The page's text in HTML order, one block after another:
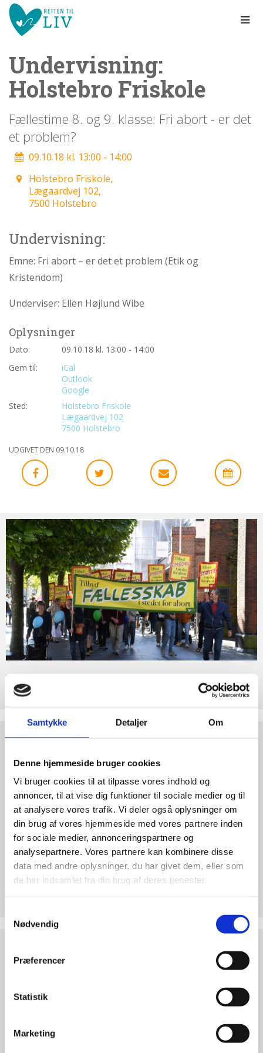
Samtykke Detaljer Om
Denne hjemmeside bruger cookies
Vi bruger cookies til at tilpasse vores indhold og
annoncer, til at vise dig funktioner til sociale medier og til
at analysere vores trafik. Vi deler også oplysninger om
din brug af vores hjemmeside med vores partnere inden
for sociale medier, annonceringspartnere og
analysepartnere. Vores partnere kan kombinere disse
data med andre oplysninger, du har givet dem, eller som
de har indsamlet fra din brug af deres tjenester.
Nødvendig
Præferencer
Statistik
Marketing
Spring
menu
over
gå
indholdVend
tilbage
forsiden
1.0:
Info
1.3:
Livets
begyndelse
tro
1.5:
Den
personlige
historie
1.6:
Argumenter
abort
1.7:
Perspektiver
2.0:
Om
2.1:
Aktioner
2.2:
Tidligere
aktioner
2.3:
Organisation
Abortmindelunden
Abortlinien
mod
abort
2.7:
Pro
Life
internationalt
2.8:
Nyhedsbrev
3.0:
Nyheder
4.0:
Webshop
Undervisning:
Holstebro Friskole
Fællestime 8. og 9. klasse: Fri abort - er det
et problem?
09.10.18 kl. 13:00 - 14:00
Holstebro Friskole,
Lægaardvej 102,
7500 Holstebro
Undervisning:
Emne: Fri abort – er det et problem (Etik og
Kristendom)
Underviser: Ellen Højlund Wibe
Oplysninger
Dato:
09.10.18 kl. 13:00 - 14:00
Gem til:
iCal
Outlook
Google
Sted:
Holstebro Friskole
Lægaardvej 102
7500 Holstebro
UDGIVET DEN 09.10.18
Bliv
medlem
af
Retten
til
Liv
Bliv medlem af Retten til Liv
Forsvar det ufødte barn med et medlemskab.
Støt Retten til Liv
dine
argumenter